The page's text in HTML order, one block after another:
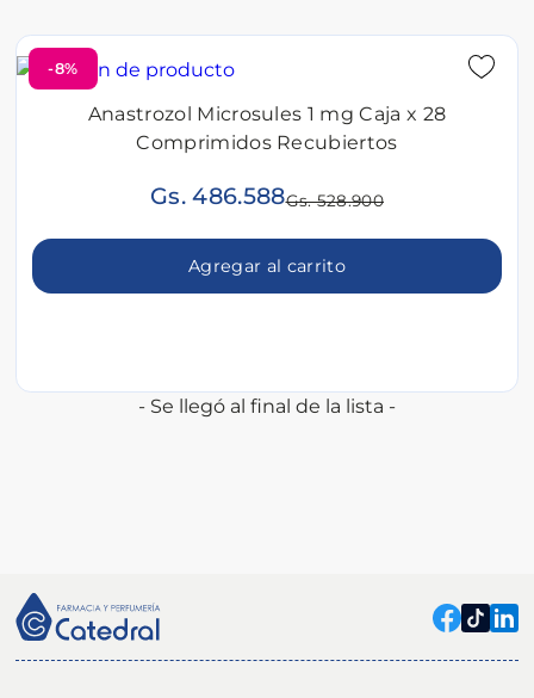
-8%
Anastrozol Microsules 1 mg Caja x 28
Comprimidos Recubiertos
Gs. 486.588Gs. 528.900
Agregar al carrito
- Se llegó al final de la lista -